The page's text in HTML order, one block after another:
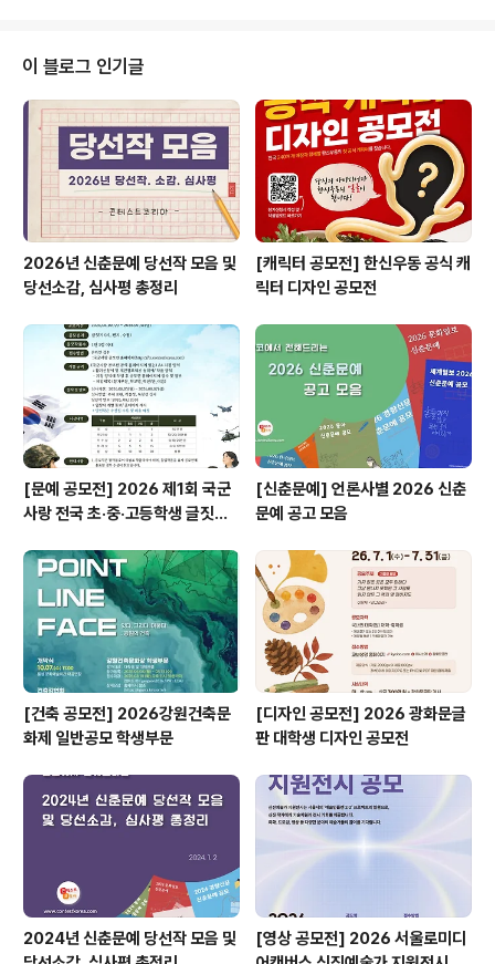
작품규격A4 흰색 도화지, 채색 도구 자유, 도화지 절반 이
상 채색 필수※ 색종이 등 부자재 사용 불가※ 연필 단독 채
색 등 불가 ◎ 제출서류작품, 공모전 신청서, 개인정보 수
집 및 이용 동의서 ◎ 접수방법온라인- 담당자 이메일(n9
802020@korea.kr) 작품 및 제출서류..
이 블로그 인기글
2026년 신춘문예 당선작 모음 및
당선소감, 심사평 총정리
[캐릭터 공모전] 한신우동 공식 캐
릭터 디자인 공모전
[문예 공모전] 2026 제1회 국군
사랑 전국 초·중·고등학생 글짓기
[신춘문예] 언론사별 2026 신춘
문예 공고 모음
[건축 공모전] 2026강원건축문
화제 일반공모 학생부문
[디자인 공모전] 2026 광화문글
판 대학생 디자인 공모전
2024년 신춘문예 당선작 모음 및
[영상 공모전] 2026 서울로미디